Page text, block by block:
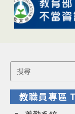
Search
for:
教職員專區